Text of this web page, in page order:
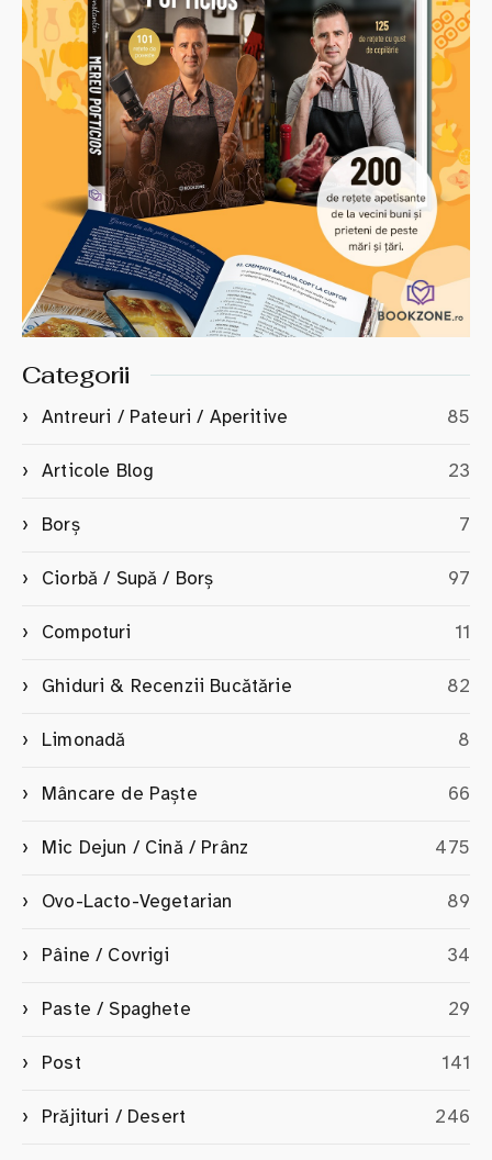
Categorii
Antreuri / Pateuri / Aperitive 85
Articole Blog 23
Borș 7
Ciorbă / Supă / Borș 97
Compoturi 11
Ghiduri & Recenzii Bucătărie 82
Limonadă 8
Mâncare de Paște 66
Mic Dejun / Cină / Prânz 475
Ovo-Lacto-Vegetarian 89
Pâine / Covrigi 34
Paste / Spaghete 29
Post 141
Prăjituri / Desert 246